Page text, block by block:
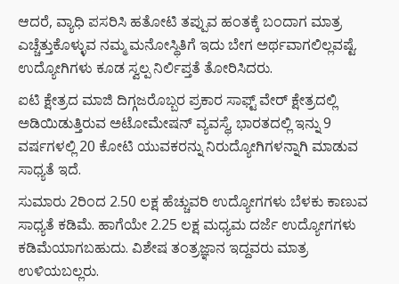
ಆದರೆ, ವ್ಯಾಧಿ ಪಸರಿಸಿ ಹತೋಟಿ ತಪ್ಪುವ ಹಂತಕ್ಕೆ ಬಂದಾಗ ಮಾತ್ರ
ಎಚ್ಚೆತ್ತುಕೊಳ್ಳುವ ನಮ್ಮ ಮನೋಸ್ಥಿತಿಗೆ ಇದು ಬೇಗ ಅರ್ಥವಾಗಲಿಲ್ಲವಷ್ಟೆ.
ಉದ್ಯೋಗಿಗಳು ಕೂಡ ಸ್ವಲ್ಪ ನಿರ್ಲಿಪ್ತತೆ ತೋರಿಸಿದರು.
ಐಟಿ ಕ್ಷೇತ್ರದ ಮಾಜಿ ದಿಗ್ಗಜರೊಬ್ಬರ ಪ್ರಕಾರ ಸಾಫ್ಟ್ ವೇರ್ ಕ್ಷೇತ್ರದಲ್ಲಿ
ಅಡಿಯಿಡುತ್ತಿರುವ ಅಟೋಮೇಷನ್ ವ್ಯವಸ್ಥೆ, ಭಾರತದಲ್ಲಿ ಇನ್ನು 9
ವರ್ಷಗಳಲ್ಲಿ 20 ಕೋಟಿ ಯುವಕರನ್ನು ನಿರುದ್ಯೋಗಿಗಳನ್ನಾಗಿ ಮಾಡುವ
ಸಾಧ್ಯತೆ ಇದೆ.
ಸುಮಾರು 2ರಿಂದ 2.50 ಲಕ್ಷ ಹೆಚ್ಚುವರಿ ಉದ್ಯೋಗಗಳು ಬೆಳಕು ಕಾಣುವ
ಸಾಧ್ಯತೆ ಕಡಿಮೆ. ಹಾಗೆಯೇ 2.25 ಲಕ್ಷ ಮಧ್ಯಮ ದರ್ಜೆ ಉದ್ಯೋಗಗಳು
ಕಡಿಮೆಯಾಗಬಹುದು. ವಿಶೇಷ ತಂತ್ರಜ್ಞಾನ ಇದ್ದವರು ಮಾತ್ರ
ಉಳಿಯಬಲ್ಲರು.